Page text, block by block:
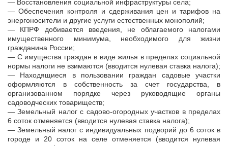
— Восстановления социальной инфраструктуры села;
— Обеспечения контроля и сдерживания цен и тарифов на
энергоносители и другие услуги естественных монополий;
— КПРФ добивается введения, не облагаемого налогами
имущественного минимума, необходимого для жизни
гражданина России;
— С имущества граждан в виде жилья в пределах социальной
нормы налоги не взимаются (вводится нулевая ставка налога);
— Находящиеся в пользовании граждан садовые участки
оформляются в собственность за счет государства, в
организованном порядке через руководящие органы
садоводческих товариществ;
— Земельный налог с садово-огородных участков в пределах
6 соток отменяется (вводится нулевая ставка налога);
— Земельный налог с индивидуальных подворий до 6 соток в
городе и 20 соток на селе отменяется (вводится нулевая